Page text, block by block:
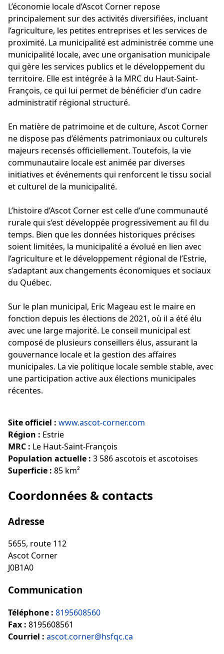
L’économie locale d’Ascot Corner repose
principalement sur des activités diversifiées, incluant
l’agriculture, les petites entreprises et les services de
proximité. La municipalité est administrée comme une
municipalité locale, avec une organisation municipale
qui gère les services publics et le développement du
territoire. Elle est intégrée à la MRC du Haut-Saint-
François, ce qui lui permet de bénéficier d’un cadre
administratif régional structuré.
En matière de patrimoine et de culture, Ascot Corner
ne dispose pas d’éléments patrimoniaux ou culturels
majeurs recensés officiellement. Toutefois, la vie
communautaire locale est animée par diverses
initiatives et événements qui renforcent le tissu social
et culturel de la municipalité.
L’histoire d’Ascot Corner est celle d’une communauté
rurale qui s’est développée progressivement au fil du
temps. Bien que les données historiques précises
soient limitées, la municipalité a évolué en lien avec
l’agriculture et le développement régional de l’Estrie,
s’adaptant aux changements économiques et sociaux
du Québec.
Sur le plan municipal, Eric Mageau est le maire en
fonction depuis les élections de 2021, où il a été élu
avec une large majorité. Le conseil municipal est
composé de plusieurs conseillers élus, assurant la
gouvernance locale et la gestion des affaires
municipales. La vie politique locale semble stable, avec
une participation active aux élections municipales
récentes.
Site officiel : www.ascot-corner.com
Région : Estrie
MRC : Le Haut-Saint-François
Population actuelle : 3 586 ascotois et ascotoises
Superficie : 85 km²
Coordonnées & contacts
Adresse
5655, route 112
Ascot Corner
J0B1A0
Communication
Téléphone : 8195608560
Fax : 8195608561
Courriel : ascot.corner@hsfqc.ca